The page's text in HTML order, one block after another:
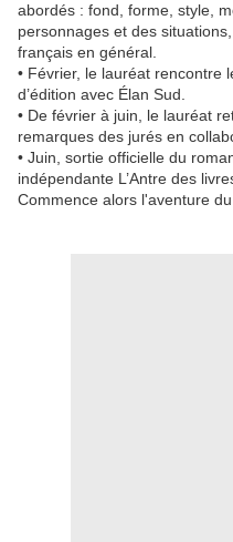
abordés : fond, forme, style,
personnages et des
français en général.
• Février, le lauréat rencontre
d’édition avec Élan Sud.
• De février à juin, le lauréat
remarques des jurés en
• Juin, sortie officielle du
indépendante L’Antre des
Commence alors l'aventure